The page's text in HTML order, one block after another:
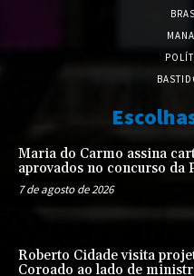
Maria do Carmo assina
aprovados no concurso da
7 de agosto de 2026
Roberto Cidade visita
Coroado ao lado de